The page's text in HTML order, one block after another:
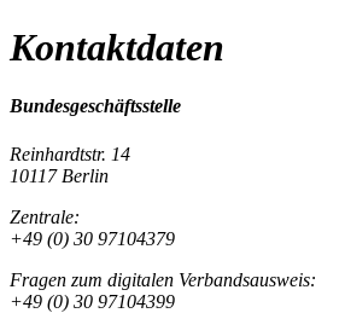
Kontaktdaten
Bundesgeschäftsstelle
Reinhardtstr. 14
10117 Berlin
Zentrale:
+49 (0) 30 97104379
Fragen zum digitalen Verbandsausweis:
+49 (0) 30 97104399